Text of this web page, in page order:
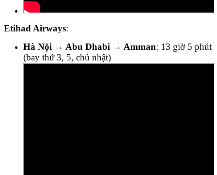
Etihad Airways:
Hà Nội → Abu Dhabi → Amman: 13 giờ 5 phút
(bay thứ 3, 5, chủ nhật)